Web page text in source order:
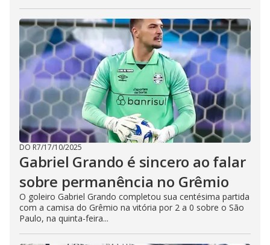
DO R7/17/10/2025
Gabriel Grando é sincero ao falar
sobre permanência no Grêmio
O goleiro Gabriel Grando completou sua centésima partida
com a camisa do Grêmio na vitória por 2 a 0 sobre o São
Paulo, na quinta-feira...